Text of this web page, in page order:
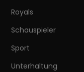
Royals
Schauspieler
Sport
Unterhaltung